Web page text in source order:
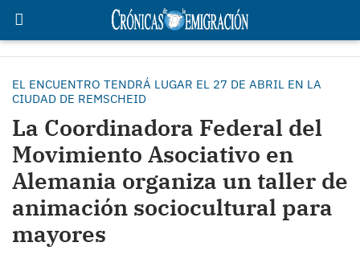
EL ENCUENTRO TENDRÁ LUGAR EL 27 DE ABRIL EN LA
CIUDAD DE REMSCHEID
La Coordinadora Federal del
Movimiento Asociativo en
Alemania organiza un taller de
animación sociocultural para
mayores